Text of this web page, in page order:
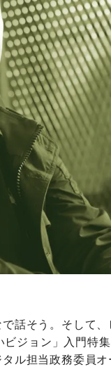
話そう。そして
ビジョン」入門特
ル担当政務委員